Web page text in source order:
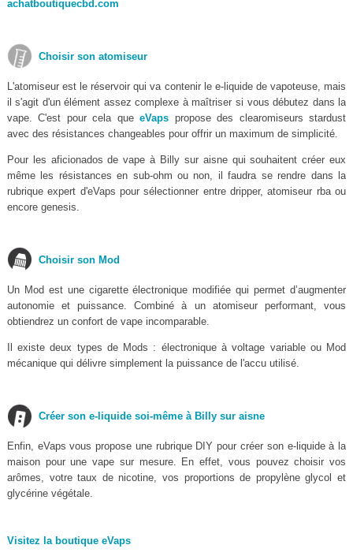
achatboutiquecbd.com
Choisir son atomiseur
L'atomiseur est le réservoir qui va contenir le e-liquide de vapoteuse, mais
il s'agit d'un élément assez complexe à maîtriser si vous débutez dans la
vape. C'est pour cela queeVaps propose des clearomiseurs stardust
avec des résistances changeables pour offrir un maximum de simplicité.
Pour les aficionados de vape à Billy sur aisne qui souhaitent créer eux
même les résistances en sub-ohm ou non, il faudra se rendre dans la
rubrique expert d'eVaps pour sélectionner entre dripper, atomiseur rba ou
encore genesis.
Choisir son Mod
Un Mod est une cigarette électronique modifiée qui permet d’augmenter
autonomie et puissance. Combiné à un atomiseur performant, vous
obtiendrez un confort de vape incomparable.
Il existe deux types de Mods : électronique à voltage variable ou Mod
mécanique qui délivre simplement la puissance de l'accu utilisé.
Créer son e-liquide soi-même à Billy sur aisne
Enfin, eVaps vous propose une rubrique DIY pour créer son e-liquide à la
maison pour une vape sur mesure. En effet, vous pouvez choisir vos
arômes, votre taux de nicotine, vos proportions de propylène glycol et
glycérine végétale.
Visitez la boutique eVaps